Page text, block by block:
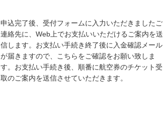
申込完了後、受付フォームに入力いただきましたご
連絡先に、Web上でお支払いいただけるご案内を送
信します。お支払い手続き終了後に入金確認メール
が届きますので、こちらをご確認をお願い致しま
す。お支払い手続き後、順番に航空券のチケット受
取のご案内を送信させていただきます。